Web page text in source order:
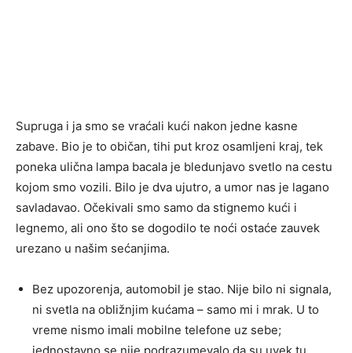
Supruga i ja smo se vraćali kući nakon jedne kasne
zabave. Bio je to običan, tihi put kroz osamljeni kraj, tek
poneka ulična lampa bacala je bledunjavo svetlo na cestu
kojom smo vozili. Bilo je dva ujutro, a umor nas je lagano
savladavao. Očekivali smo samo da stignemo kući i
legnemo, ali ono što se dogodilo te noći ostaće zauvek
urezano u našim sećanjima.
Bez upozorenja, automobil je stao. Nije bilo ni signala,
ni svetla na obližnjim kućama – samo mi i mrak. U to
vreme nismo imali mobilne telefone uz sebe;